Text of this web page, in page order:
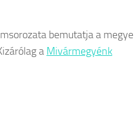
bemutatja a megye
a Mivármegyénk